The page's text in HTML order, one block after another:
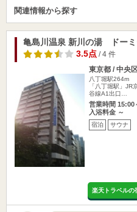
関連情報から探す
亀島川温泉 新川の湯 ドーミ
3.5点 / 4 件
東京都 / 中央
八丁堀駅264m
「八丁堀駅」
谷線A1出口…
営業時間 15:00
入浴料金 ～
宿泊 サウナ
楽天トラベルの